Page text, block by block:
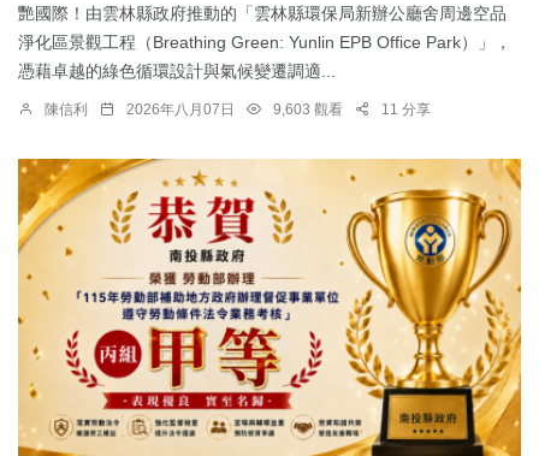
艷國際！由雲林縣政府推動的「雲林縣環保局新辦公廳舍周邊空品
淨化區景觀工程（Breathing Green: Yunlin EPB Office Park）」，
憑藉卓越的綠色循環設計與氣候變遷調適...
陳信利 2026年八月07日 9,603 觀看 11 分享